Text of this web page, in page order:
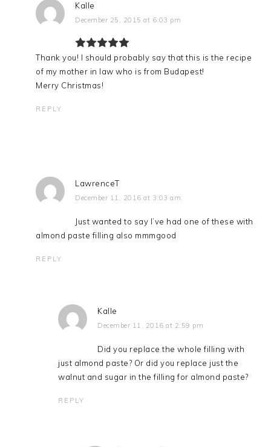
Kalle
December 25, 2015 at 6:03 pm
Thank you! I should probably say that this is the recipe
of my mother in law who is from Budapest!
Merry Christmas!
REPLY
LawrenceT
December 11, 2016 at 3:03 am
Just wanted to say I’ve had one of these with
almond paste filling also mmmgood
REPLY
Kalle
December 11, 2016 at 2:59 pm
Did you replace the whole filling with
just almond paste? Or did you replace just the
walnut and sugar in the filling for almond paste?
REPLY